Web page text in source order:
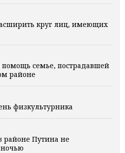
круг лиц, имеющих
семье, пострадавшей
районе
физкультурника
районе Путина не